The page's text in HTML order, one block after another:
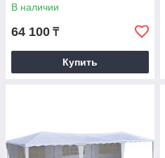
В наличии
64 100 ₸
Купить